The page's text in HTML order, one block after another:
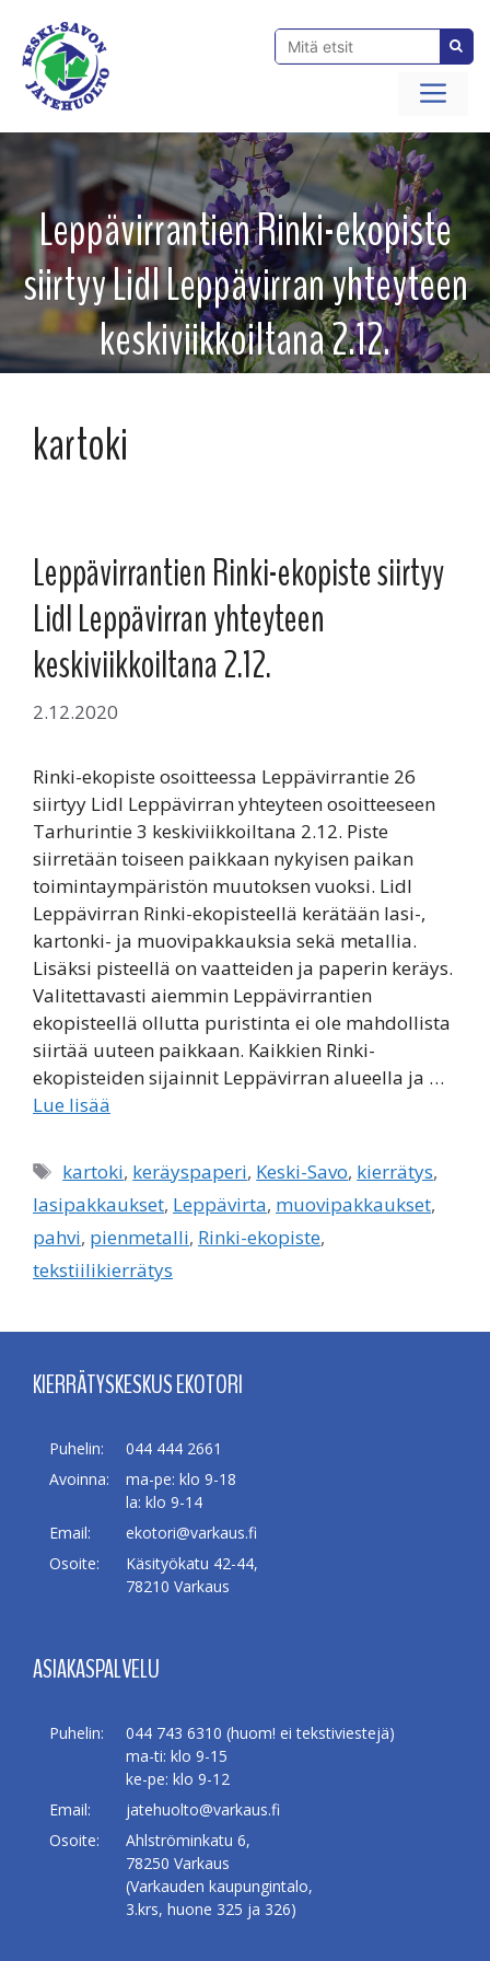
sisältöön
Leppävirrantien Rinki-ekopiste
siirtyy Lidl Leppävirran yhteyteen
keskiviikkoiltana 2.12.
kartoki
Leppävirrantien Rinki-ekopiste siirtyy
Lidl Leppävirran yhteyteen
keskiviikkoiltana 2.12.
2.12.2020
Rinki-ekopiste osoitteessa Leppävirrantie 26
siirtyy Lidl Leppävirran yhteyteen osoitteeseen
Tarhurintie 3 keskiviikkoiltana 2.12. Piste
siirretään toiseen paikkaan nykyisen paikan
toimintaympäristön muutoksen vuoksi. Lidl
Leppävirran Rinki-ekopisteellä kerätään lasi-,
kartonki- ja muovipakkauksia sekä metallia.
Lisäksi pisteellä on vaatteiden ja paperin keräys.
Valitettavasti aiemmin Leppävirrantien
ekopisteellä ollutta puristinta ei ole mahdollista
siirtää uuteen paikkaan. Kaikkien Rinki-
ekopisteiden sijainnit Leppävirran alueella ja …
Lue lisää
Avainsanat
kartoki, keräyspaperi, Keski-Savo, kierrätys,
lasipakkaukset, Leppävirta, muovipakkaukset,
pahvi, pienmetalli, Rinki-ekopiste,
tekstiilikierrätys
KIERRÄTYSKESKUS EKOTORI
Puhelin:
044 444 2661
Avoinna:
ma-pe: klo 9-18
la: klo 9-14
Email:
ekotori@varkaus.fi
Osoite:
Käsityökatu 42-44,
78210 Varkaus
ASIAKASPALVELU
Puhelin:
044 743 6310 (huom! ei tekstiviestejä)
ma-ti: klo 9-15
ke-pe: klo 9-12
Email:
jatehuolto@varkaus.fi
Osoite:
Ahlströminkatu 6,
78250 Varkaus
(Varkauden kaupungintalo,
3.krs, huone 325 ja 326)